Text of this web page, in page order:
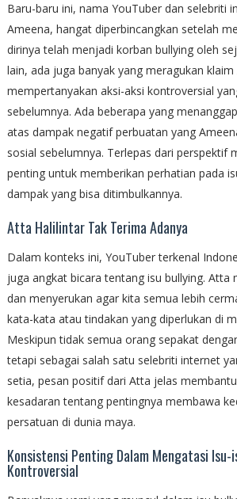
Baru-baru ini, nama YouTuber dan selebriti
Ameena, hangat diperbincangkan setelah
dirinya telah menjadi korban bullying oleh
lain, ada juga banyak yang meragukan
mempertanyakan aksi-aksi kontroversial
sebelumnya. Ada beberapa yang
atas dampak negatif perbuatan yang
sosial sebelumnya. Terlepas dari perspektif
penting untuk memberikan perhatian pada
dampak yang bisa ditimbulkannya.
Atta Halilintar Tak Terima Adanya
Dalam konteks ini, YouTuber terkenal
juga angkat bicara tentang isu bullying. Atta
dan menyerukan agar kita semua lebih
kata-kata atau tindakan yang diperlukan di
Meskipun tidak semua orang sepakat
tetapi sebagai salah satu selebriti internet
setia, pesan positif dari Atta jelas
kesadaran tentang pentingnya membawa
persatuan di dunia maya.
Konsistensi Penting Dalam Mengatasi Isu-
Kontroversial